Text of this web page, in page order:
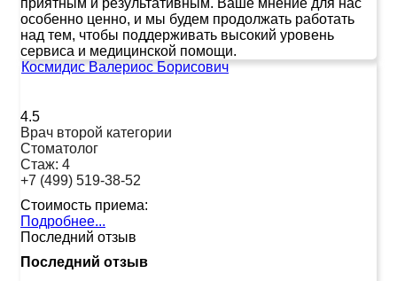
особенно ценно, и мы будем продолжать работать
над тем, чтобы поддерживать высокий уровень
сервиса и медицинской помощи.
Космидис Валериос Борисович
4.5
Врач второй категории
Стоматолог
Стаж: 4
+7 (499) 519-38-52
Стоимость приема:
Подробнее...
Последний отзыв
Последний отзыв